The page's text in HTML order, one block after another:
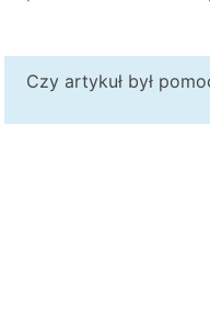
Czy artykuł był